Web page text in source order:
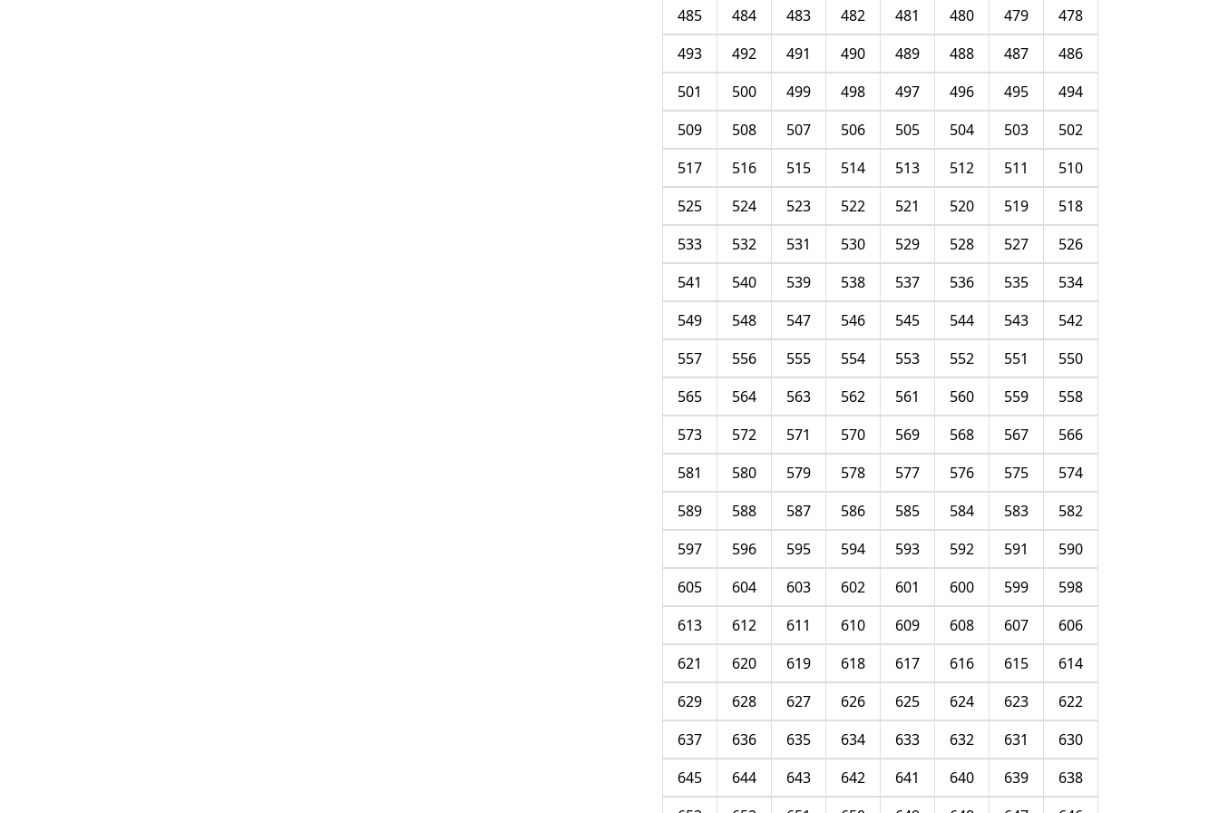
478
479
480
481
482
483
484
485
486
487
488
489
490
491
492
493
494
495
496
497
498
499
500
501
502
503
504
505
506
507
508
509
510
511
512
513
514
515
516
517
518
519
520
521
522
523
524
525
526
527
528
529
530
531
532
533
534
535
536
537
538
539
540
541
542
543
544
545
546
547
548
549
550
551
552
553
554
555
556
557
558
559
560
561
562
563
564
565
566
567
568
569
570
571
572
573
574
575
576
577
578
579
580
581
582
583
584
585
586
587
588
589
590
591
592
593
594
595
596
597
598
599
600
601
602
603
604
605
606
607
608
609
610
611
612
613
614
615
616
617
618
619
620
621
622
623
624
625
626
627
628
629
630
631
632
633
634
635
636
637
638
639
640
641
642
643
644
645